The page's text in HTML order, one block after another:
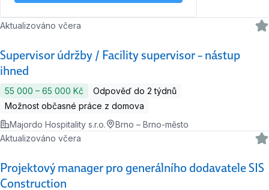
Supervisor údržby / Facility supervisor – nástup
ihned
Aktualizováno včera
55 000 ‍–‍ 65 000 Kč
Odpověď do 2 týdnů
Možnost občasné práce z domova
Majordo Hospitality s.r.o.
Brno – Brno-město
Projektový manager pro generálního dodavatele SIS
Construction
Aktualizováno včera